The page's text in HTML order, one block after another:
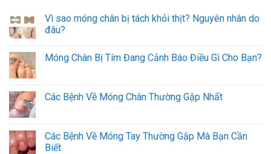
Vì sao móng chân bị tách khỏi thịt? Nguyên nhân do
đâu?
Móng Chân Bị Tím Đang Cảnh Báo Điều Gì Cho Bạn?
Các Bệnh Về Móng Chân Thường Gặp Nhất
Các Bệnh Về Móng Tay Thường Gặp Mà Bạn Cần
Biết